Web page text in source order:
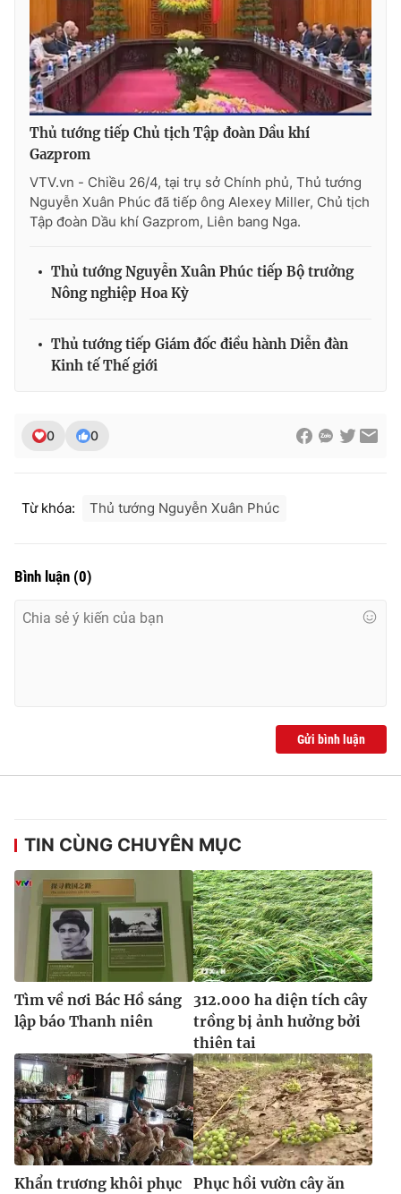
THỜI BÁO VTV
Theo dõi báo trên
Cơ quan chủ quản:Đài Truyền hình Việt Nam
Giấy phép hoạt động báo in và báo điện tử số 483/GP-BTTTT
cấp ngày 29/12/2023
Phó Tổng Biên tập:Nguyễn Thị Mỹ Hạnh, Phạm Quốc Thắng,
Nguyễn Trọng Ninh
Email:toasoan@vtv.vn
thuận bằng văn bản. Ghi rõ nguồn VTV.vn khi phát hành lại
Thủ tướng tiếp Chủ tịch Tập đoàn Dầu khí
Gazprom
VTV.vn - Chiều 26/4, tại trụ sở Chính phủ, Thủ tướng
Nguyễn Xuân Phúc đã tiếp ông Alexey Miller, Chủ tịch
Tập đoàn Dầu khí Gazprom, Liên bang Nga.
Thủ tướng Nguyễn Xuân Phúc tiếp Bộ trưởng
Nông nghiệp Hoa Kỳ
Thủ tướng tiếp Giám đốc điều hành Diễn đàn
Kinh tế Thế giới
0 0
Từ khóa: Thủ tướng Nguyễn Xuân Phúc
Bình luận (0)
Gửi bình luận
TIN CÙNG CHUYÊN MỤC
Tìm về nơi Bác Hồ sáng
lập báo Thanh niên
312.000 ha diện tích cây
trồng bị ảnh hưởng bởi
thiên tai
Khẩn trương khôi phục
Phục hồi vườn cây ăn